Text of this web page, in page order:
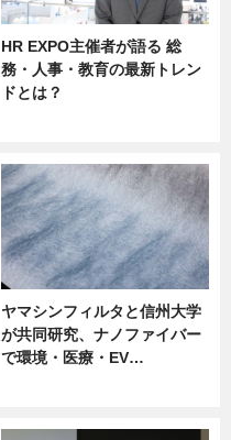
HR EXPO主催者が語る 総
務・人事・教育の最新トレン
ドとは？
ヤマシンフィルタと信州大学
が共同研究、ナノファイバー
で環境・医療・EV…